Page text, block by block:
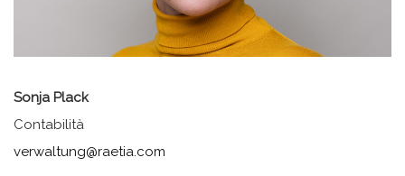
Sonja Plack
Contabilità
verwaltung@raetia.com